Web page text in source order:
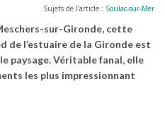
Sujets de l'article : Soulac-sur-Mer
sur-Gironde, cette
de l’estuaire de la Gironde est
paysage. Véritable fanal, elle
les plus impressionnant